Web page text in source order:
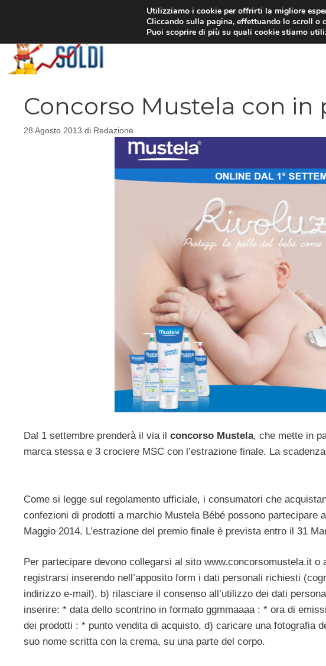
Concorso Mustela con in
28 Agosto 2013 di Redazione
Dal 1 settembre prenderà il via il concorso Mustela, che mette in
marca stessa e 3 crociere MSC con l’estrazione finale. La
Come si legge sul regolamento ufficiale, i consumatori che
confezioni di prodotti a marchio Mustela Bébé possono partecipare
Maggio 2014. L’estrazione del premio finale è prevista entro il 31
Per partecipare devono collegarsi al sito www.concorsomustela.it
registrarsi inserendo nell’apposito form i dati personali richiesti
indirizzo e-mail), b) rilasciare il consenso all’utilizzo dei dati
inserire: * data dello scontrino in formato ggmmaaaa : * ora di
dei prodotti : * punto vendita di acquisto, d) caricare una fotografia
suo nome scritta con la crema, su una parte del corpo.
Utilizziamo i cookie per offrirti la migliore
Cliccando sulla pagina, effettuando lo scroll o
Puoi scoprire di più su quali cookie stiamo